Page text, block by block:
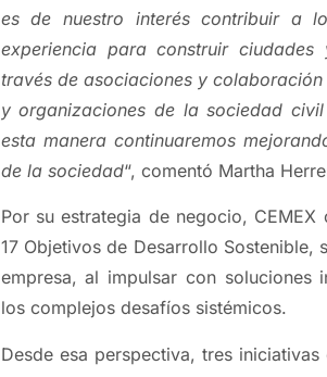
es de nuestro interés contribuir a
experiencia para construir
través de asociaciones y
y organizaciones de la sociedad
esta manera continuaremos
de la sociedad“, comentó Martha
Por su estrategia de negocio,
17 Objetivos de Desarrollo Sostenible,
empresa, al impulsar con soluciones
los complejos desafíos sistémicos.
Desde esa perspectiva, tres